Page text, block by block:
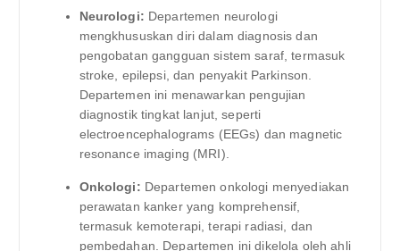
Neurologi: Departemen neurologi
mengkhususkan diri dalam diagnosis dan
pengobatan gangguan sistem saraf, termasuk
stroke, epilepsi, dan penyakit Parkinson.
Departemen ini menawarkan pengujian
diagnostik tingkat lanjut, seperti
electroencephalograms (EEGs) dan magnetic
resonance imaging (MRI).
Onkologi: Departemen onkologi menyediakan
perawatan kanker yang komprehensif,
termasuk kemoterapi, terapi radiasi, dan
pembedahan. Departemen ini dikelola oleh ahli